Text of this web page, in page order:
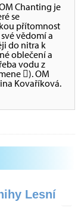
Chanting je
se
přítomnost
vědomí a
do nitra k
oblečení a
vodu z
). OM
Kovaříková.
Lesní